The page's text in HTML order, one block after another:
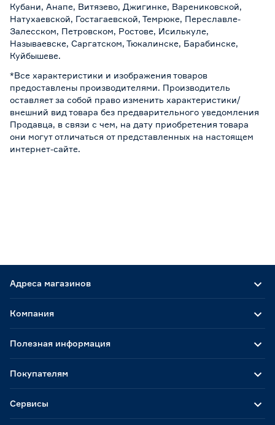
Кубани, Анапе, Витязево, Джигинке, Варениковской,
Натухаевской, Гостагаевской, Темрюке, Переславле-
Залесском, Петровском, Ростове, Исилькуле,
Называевске, Саргатском, Тюкалинске, Барабинске,
Куйбышеве.
*Все характеристики и изображения товаров
предоставлены производителями. Производитель
оставляет за собой право изменить характеристики/
внешний вид товара без предварительного уведомления
Продавца, в связи с чем, на дату приобретения товара
они могут отличаться от представленных на настоящем
интернет-сайте.
Адреса магазинов
Компания
Полезная информация
Покупателям
Сервисы